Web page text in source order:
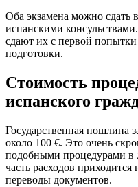
Оба экзамена можно сдать
испанскими
сдают их с первой
подготовки.
Стоимость
испанского
Государственная пошлина
около 100 €. Это очень
подобными процедурами в
часть расходов
переводы документов.